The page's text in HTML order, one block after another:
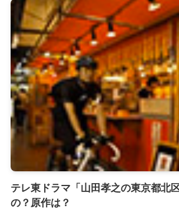
テレ東ドラマ「山田孝之の東京都北
の？原作は？